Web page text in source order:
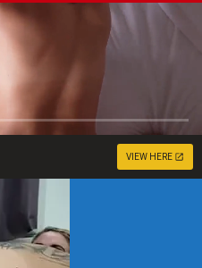
VIEW HERE